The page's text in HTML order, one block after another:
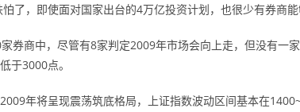
了，即使面对国家出台的4万亿投资计划，也很少有券商能
家券商中，尽管有8家判定2009年市场会向上走，但没有一
于3000点。
年将呈现震荡筑底格局，上证指数波动区间基本在